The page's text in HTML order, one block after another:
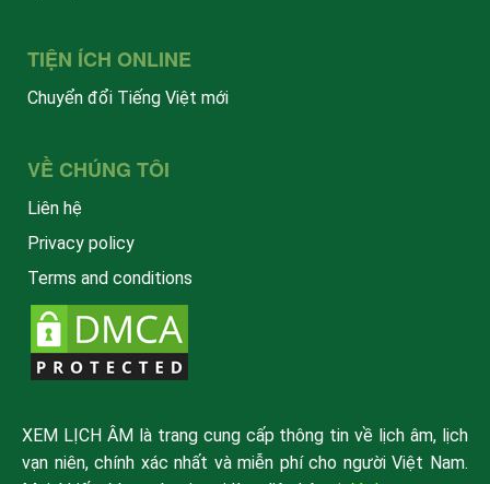
TIỆN ÍCH ONLINE
Chuyển đổi Tiếng Việt mới
VỀ CHÚNG TÔI
Liên hệ
Privacy policy
Terms and conditions
XEM LỊCH ÂM là trang cung cấp thông tin về lịch âm, lịch
vạn niên, chính xác nhất và miễn phí cho người Việt Nam.